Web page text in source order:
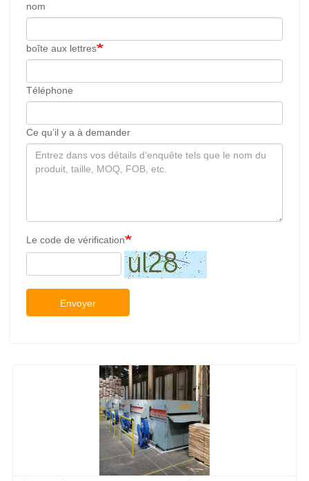
nom
boîte aux lettres
Téléphone
Ce qu’il y a à demander
Le code de vérification
Envoyer